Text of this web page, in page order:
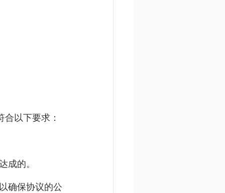
以下要求：
成的。
确保协议的公